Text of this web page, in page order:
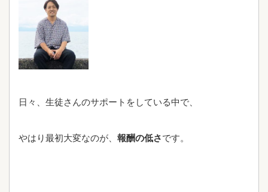
日々、生徒さんのサポートをしている中で、
やはり最初大変なのが、 報酬の低さです。